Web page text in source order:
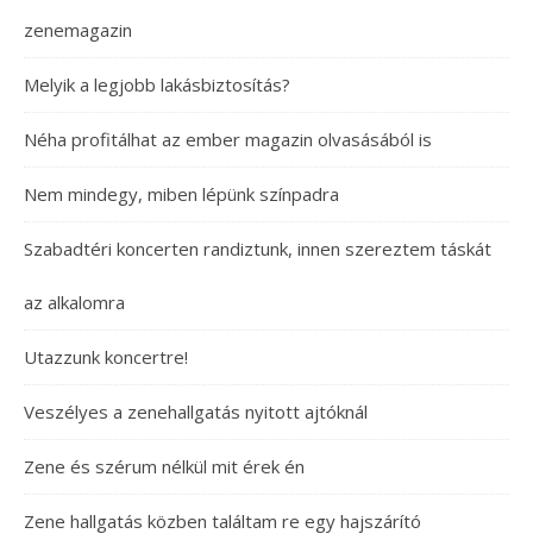
zenemagazin
Melyik a legjobb lakásbiztosítás?
Néha profitálhat az ember magazin olvasásából is
Nem mindegy, miben lépünk színpadra
Szabadtéri koncerten randiztunk, innen szereztem táskát
az alkalomra
Utazzunk koncertre!
Veszélyes a zenehallgatás nyitott ajtóknál
Zene és szérum nélkül mit érek én
Zene hallgatás közben találtam re egy hajszárító